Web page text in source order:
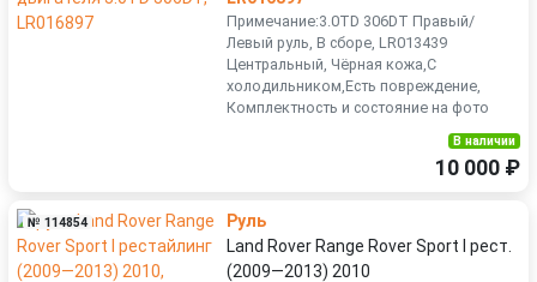
Примечание:3.0TD 306DT Правый/
Левый руль, В сборе, LR013439
Центральный, Чёрная кожа,С
холодильником,Есть повреждение,
Комплектность и состояние на фото
В наличии
10 000 ₽
№ 114854
Руль
Land Rover Range Rover Sport I рест.
(2009—2013) 2010